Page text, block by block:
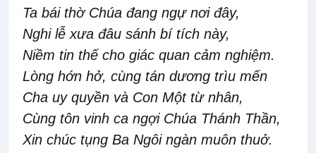
Ta bái thờ Chúa đang ngự nơi đây,
Nghi lễ xưa đâu sánh bí tích này,
Niềm tin thế cho giác quan cảm nghiệm.
Lòng hớn hở, cùng tán dương trìu mến
Cha uy quyền và Con Một từ nhân,
Cùng tôn vinh ca ngợi Chúa Thánh Thần,
Xin chúc tụng Ba Ngôi ngàn muôn thuở.